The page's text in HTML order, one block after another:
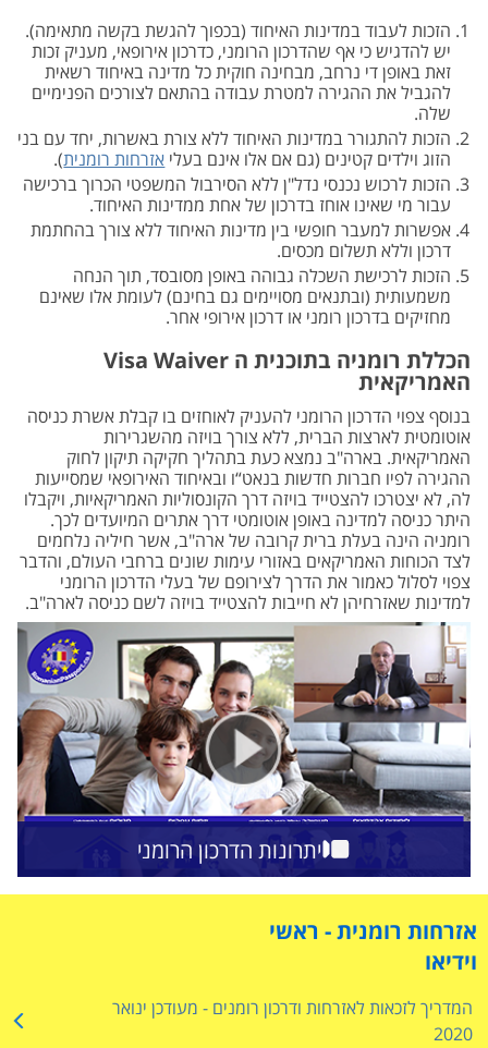
הזכות לעבוד במדינות האיחוד (בכפוך להגשת בקשה מתאימה).
יש להדגיש כי אף שהדרכון הרומני, כדרכון אירופאי, מעניק זכות
זאת באופן די נרחב, מבחינה חוקית כל מדינה באיחוד רשאית
להגביל את ההגירה למטרת עבודה בהתאם לצורכים הפנימיים
שלה.
הזכות להתגורר במדינות האיחוד ללא צורת באשרות, יחד עם בני
הזוג וילדים קטינים (גם אם אלו אינם בעלי אזרחות רומנית).
הזכות לרכוש נכנסי נדל"ן ללא הסירבול המשפטי הכרוך ברכישה
עבור מי שאינו אוחז בדרכון של אחת ממדינות האיחוד.
אפשרות למעבר חופשי בין מדינות האיחוד ללא צורך בהחתמת
דרכון וללא תשלום מכסים.
הזכות לרכישת השכלה גבוהה באופן מסובסד, תוך הנחה
משמעותית (ובתנאים מסויימים גם בחינם) לעומת אלו שאינם
מחזיקים בדרכון רומני או דרכון אירופי אחר.
הכללת רומניה בתוכנית ה Visa Waiver
האמריקאית
בנוסף צפוי הדרכון הרומני להעניק לאוחזים בו קבלת אשרת כניסה
אוטומטית לארצות הברית, ללא צורך בויזה מהשגרירות
האמריקאית. בארה"ב נמצא כעת בתהליך חקיקה תיקון לחוק
ההגירה לפיו חברות חדשות בנאט“ו ובאיחוד האירופאי שמסייעות
לה, לא יצטרכו להצטייד בויזה דרך הקונסוליות האמריקאיות, ויקבלו
היתר כניסה למדינה באופן אוטומטי דרך אתרים המיועדים לכך.
רומניה הינה בעלת ברית קרובה של ארה"ב, אשר חיליה נלחמים
לצד הכוחות האמריקאים באזורי עימות שונים ברחבי העולם, והדבר
צפוי לסלול כאמור את הדרך לצירופם של בעלי הדרכון הרומני
למדינות שאזרחיהן לא חייבות להצטייד בויזה לשם כניסה לארה"ב.
יתרונות הדרכון הרומני
אזרחות רומנית - ראשי
וידיאו
המדריך לזכאות לאזרחות ודרכון רומנים - מעודכן ינואר
2020